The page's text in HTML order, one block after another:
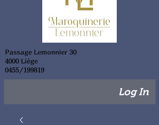
Passage Lemonnier 30
4000 Liège
0455/199819
Log In